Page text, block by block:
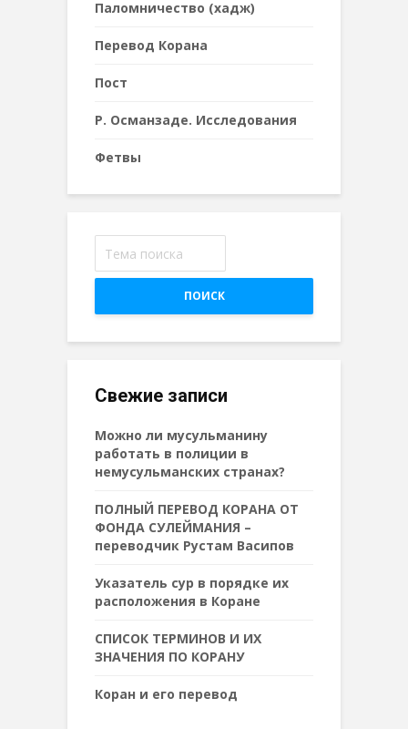
Паломничество (хадж)
Перевод Корана
Пост
Р. Османзаде. Исследования
Фетвы
ПОИСК
Свежие записи
Можно ли мусульманину
работать в полиции в
немусульманских странах?
ПОЛНЫЙ ПЕРЕВОД КОРАНА ОТ
ФОНДА СУЛЕЙМАНИЯ –
переводчик Рустам Васипов
Указатель сур в порядке их
расположения в Коране
СПИСОК ТЕРМИНОВ И ИХ
ЗНАЧЕНИЯ ПО КОРАНУ
Коран и его перевод